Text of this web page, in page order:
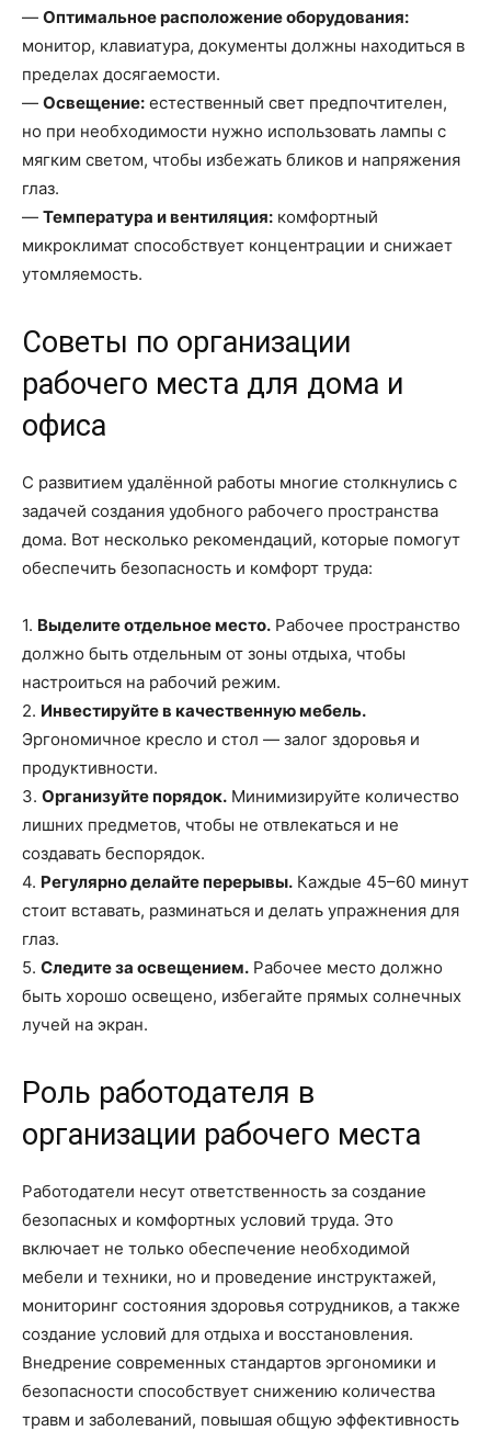
— Оптимальное расположение оборудования:
монитор, клавиатура, документы должны находиться в
пределах досягаемости.
— Освещение: естественный свет предпочтителен,
но при необходимости нужно использовать лампы с
мягким светом, чтобы избежать бликов и напряжения
глаз.
— Температура и вентиляция: комфортный
микроклимат способствует концентрации и снижает
утомляемость.
Советы по организации
рабочего места для дома и
офиса
С развитием удалённой работы многие столкнулись с
задачей создания удобного рабочего пространства
дома. Вот несколько рекомендаций, которые помогут
обеспечить безопасность и комфорт труда:
1. Выделите отдельное место. Рабочее пространство
должно быть отдельным от зоны отдыха, чтобы
настроиться на рабочий режим.
2. Инвестируйте в качественную мебель.
Эргономичное кресло и стол — залог здоровья и
продуктивности.
3. Организуйте порядок. Минимизируйте количество
лишних предметов, чтобы не отвлекаться и не
создавать беспорядок.
4. Регулярно делайте перерывы. Каждые 45–60 минут
стоит вставать, разминаться и делать упражнения для
глаз.
5. Следите за освещением. Рабочее место должно
быть хорошо освещено, избегайте прямых солнечных
лучей на экран.
Роль работодателя в
организации рабочего места
Работодатели несут ответственность за создание
безопасных и комфортных условий труда. Это
включает не только обеспечение необходимой
мебели и техники, но и проведение инструктажей,
мониторинг состояния здоровья сотрудников, а также
создание условий для отдыха и восстановления.
Внедрение современных стандартов эргономики и
безопасности способствует снижению количества
травм и заболеваний, повышая общую эффективность